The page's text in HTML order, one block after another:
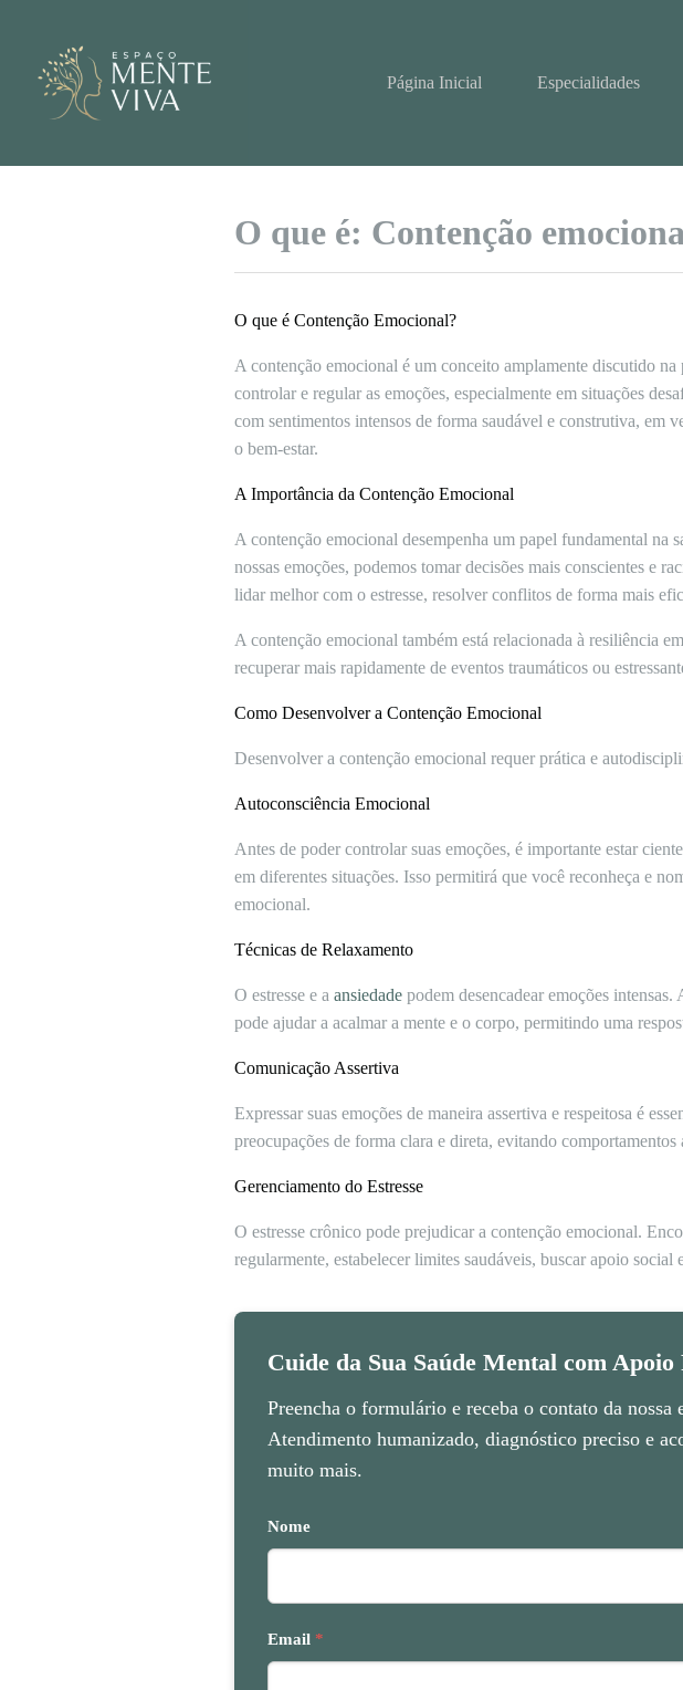
conteúdo
Página Inicial Especialidades
O que é: Contenção
O que é Contenção Emocional?
A contenção emocional é um conceito amplamente discutido
controlar e regular as emoções, especialmente em situações
com sentimentos intensos de forma saudável e construtiva, em
o bem-estar.
A Importância da Contenção Emocional
A contenção emocional desempenha um papel fundamental na
nossas emoções, podemos tomar decisões mais conscientes e
lidar melhor com o estresse, resolver conflitos de forma mais
A contenção emocional também está relacionada à resiliência
recuperar mais rapidamente de eventos traumáticos ou
Como Desenvolver a Contenção Emocional
Desenvolver a contenção emocional requer prática e
Autoconsciência Emocional
Antes de poder controlar suas emoções, é importante estar
em diferentes situações. Isso permitirá que você reconheça e
emocional.
Técnicas de Relaxamento
O estresse e a ansiedade podem desencadear emoções
pode ajudar a acalmar a mente e o corpo, permitindo uma
Comunicação Assertiva
Expressar suas emoções de maneira assertiva e respeitosa é
preocupações de forma clara e direta, evitando comportamentos
Gerenciamento do Estresse
O estresse crônico pode prejudicar a contenção emocional.
regularmente, estabelecer limites saudáveis, buscar apoio social
Cuide da Sua Saúde Mental com
Preencha o formulário e receba o contato da
Atendimento humanizado, diagnóstico preciso e
muito mais.
Nome
Email *